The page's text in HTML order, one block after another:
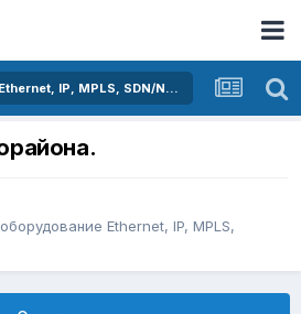
Активное оборудование Ethernet, IP, MPLS, SDN/NFV...
Ethernet, IP, MPLS,